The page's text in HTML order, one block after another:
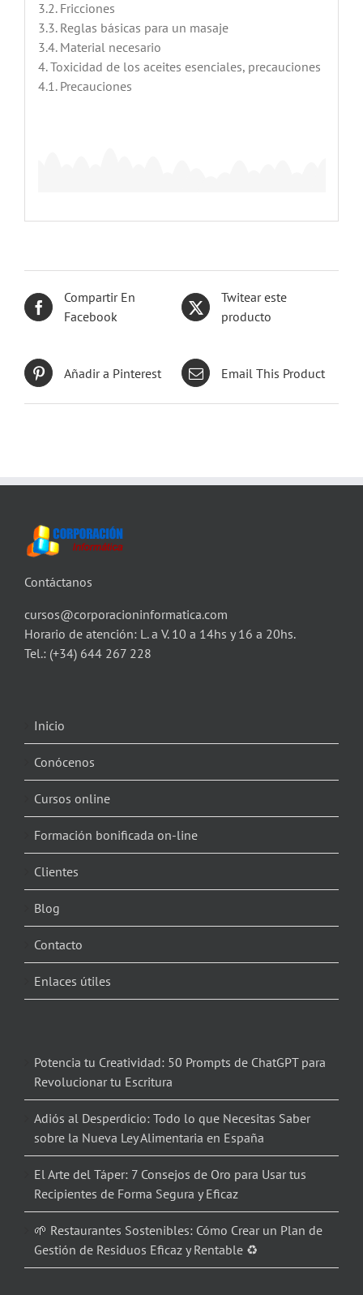
3.2. Fricciones
3.3. Reglas básicas para un masaje
3.4. Material necesario
4. Toxicidad de los aceites esenciales, precauciones
4.1. Precauciones
Compartir En
Facebook
Twitear este
producto
Añadir a Pinterest Email This Product
Contáctanos
cursos@corporacioninformatica.com
Horario de atención: L. a V. 10 a 14hs y 16 a 20hs.
Tel.: (+34) 644 267 228
Inicio
Conócenos
Cursos online
Formación bonificada on-line
Clientes
Blog
Contacto
Enlaces útiles
Potencia tu Creatividad: 50 Prompts de ChatGPT para
Revolucionar tu Escritura
Adiós al Desperdicio: Todo lo que Necesitas Saber
sobre la Nueva Ley Alimentaria en España
El Arte del Táper: 7 Consejos de Oro para Usar tus
Recipientes de Forma Segura y Eficaz
🌱 Restaurantes Sostenibles: Cómo Crear un Plan de
Gestión de Residuos Eficaz y Rentable ♻️